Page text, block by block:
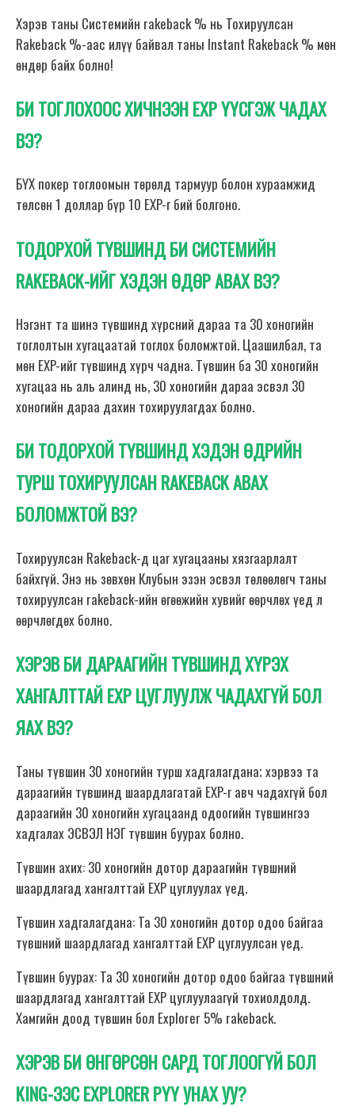
Хэрэв таны Системийн rakeback % нь Тохируулсан
Rakeback %-аас илүү байвал таны Instant Rakeback % мөн
өндөр байх болно!
БИ ТОГЛОХООС ХИЧНЭЭН EXP ҮҮСГЭЖ ЧАДАХ
ВЭ?
БҮХ покер тоглоомын төрөлд тармуур болон хураамжид
төлсөн 1 доллар бүр 10 EXP-г бий болгоно.
ТОДОРХОЙ ТҮВШИНД БИ СИСТЕМИЙН
RAKEBACK-ИЙГ ХЭДЭН ӨДӨР АВАХ ВЭ?
Нэгэнт та шинэ түвшинд хүрсний дараа та 30 хоногийн
тоглолтын хугацаатай тоглох боломжтой. Цаашилбал, та
мөн EXP-ийг түвшинд хүрч чадна. Түвшин ба 30 хоногийн
хугацаа нь аль алинд нь, 30 хоногийн дараа эсвэл 30
хоногийн дараа дахин тохируулагдах болно.
БИ ТОДОРХОЙ ТҮВШИНД ХЭДЭН ӨДРИЙН
ТУРШ ТОХИРУУЛСАН RAKEBACK АВАХ
БОЛОМЖТОЙ ВЭ?
Тохируулсан Rakeback-д цаг хугацааны хязгаарлалт
байхгүй. Энэ нь зөвхөн Клубын эзэн эсвэл төлөөлөгч таны
тохируулсан rakeback-ийн өгөөжийн хувийг өөрчлөх үед л
өөрчлөгдөх болно.
ХЭРЭВ БИ ДАРААГИЙН ТҮВШИНД ХҮРЭХ
ХАНГАЛТТАЙ EXP ЦУГЛУУЛЖ ЧАДАХГҮЙ БОЛ
ЯАХ ВЭ?
Таны түвшин 30 хоногийн турш хадгалагдана; хэрвээ та
дараагийн түвшинд шаардлагатай EXP-г авч чадахгүй бол
дараагийн 30 хоногийн хугацаанд одоогийн түвшингээ
хадгалах ЭСВЭЛ НЭГ түвшин буурах болно.
Түвшин ахих: 30 хоногийн дотор дараагийн түвшний
шаардлагад хангалттай EXP цуглуулах үед.
Түвшин хадгалагдана: Та 30 хоногийн дотор одоо байгаа
түвшний шаардлагад хангалттай EXP цуглуулсан үед.
Түвшин буурах: Та 30 хоногийн дотор одоо байгаа түвшний
шаардлагад хангалттай EXP цуглуулаагүй тохиолдолд.
Хамгийн доод түвшин бол Explorer 5% rakeback.
ХЭРЭВ БИ ӨНГӨРСӨН САРД ТОГЛООГҮЙ БОЛ
KING-ЭЭС EXPLORER РҮҮ УНАХ УУ?